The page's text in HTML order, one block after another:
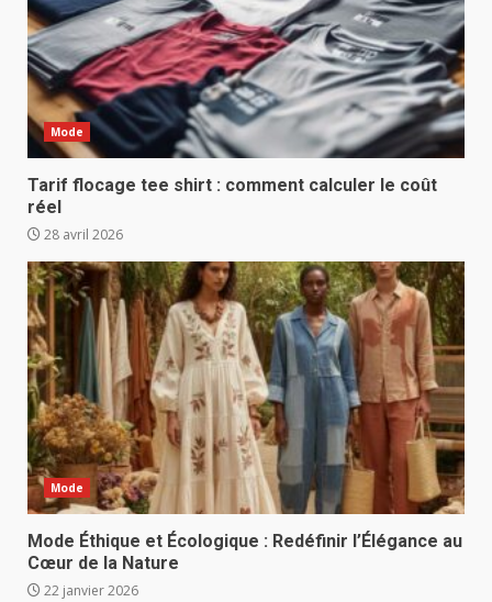
Mode
Tarif flocage tee shirt : comment calculer le coût
réel
28 avril 2026
Mode
Mode Éthique et Écologique : Redéfinir l’Élégance au
Cœur de la Nature
22 janvier 2026